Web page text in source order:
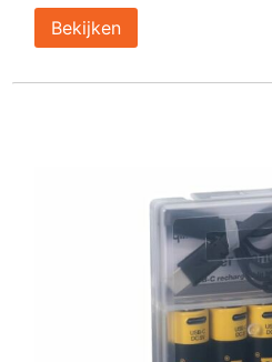
Bekijken